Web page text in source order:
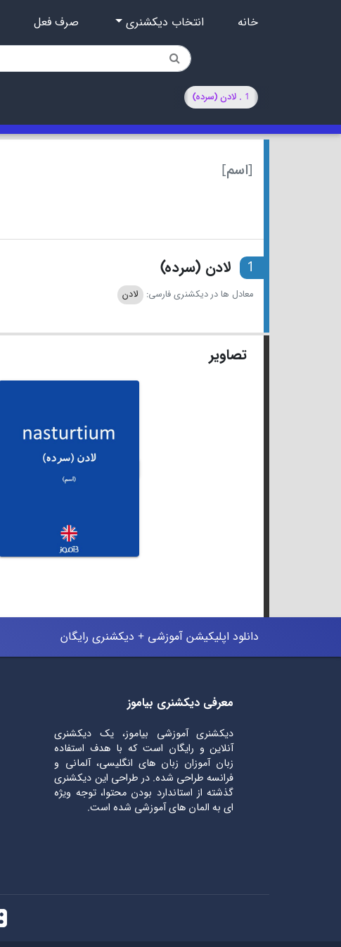
خانه انتخاب دیکشنری صرف فعل
1 . لادن (سرده)
[اسم]
1 لادن (سرده)
معادل ها در دیکشنری فارسی: لادن
تصاویر
دانلود اپلیکیشن آموزشی + دیکشنری رایگان
معرفی دیکشنری بیاموز
دیکشنری آموزشی بیاموز، یک دیکشنری
آنلاین و رایگان است که با هدف استفاده
زبان آموزان زبان های انگلیسی، آلمانی و
فرانسه طراحی شده. در طراحی این دیکشنری
گذشته از استاندارد بودن محتوا، توجه ویژه
ای به المان های آموزشی شده است.